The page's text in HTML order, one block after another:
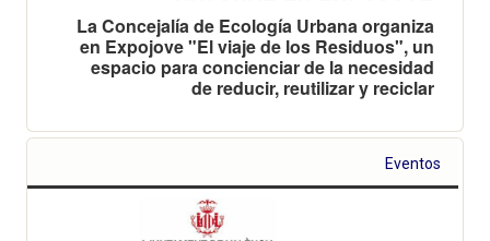
La Concejalía de Ecología Urbana organiza
en Expojove "El viaje de los Residuos", un
espacio para concienciar de la necesidad
de reducir, reutilizar y reciclar
Eventos